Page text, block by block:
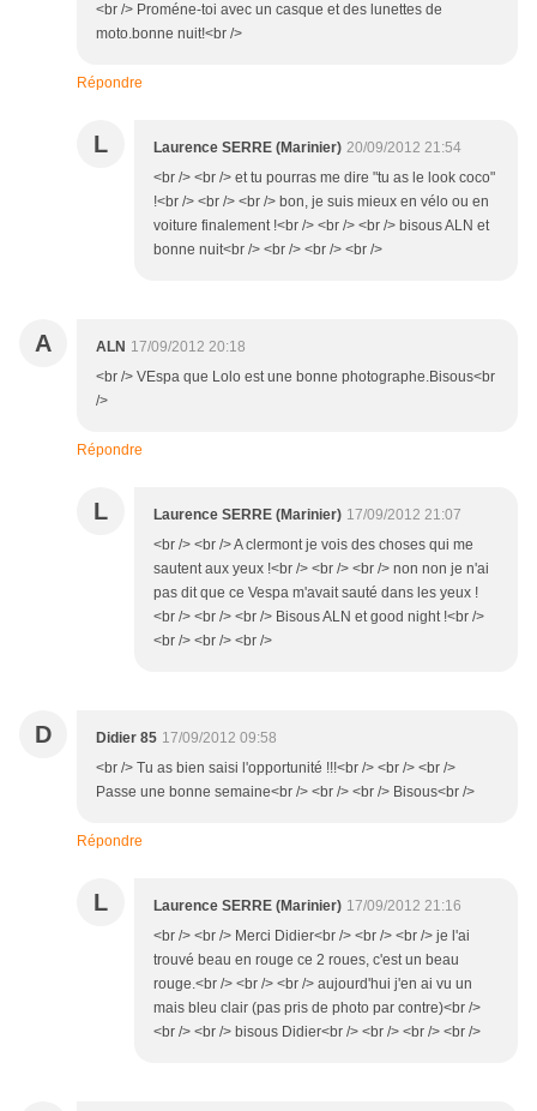
<br /> Proméne-toi avec un casque et des lunettes de
moto.bonne nuit!<br />
Répondre
L Laurence SERRE (Marinier) 20/09/2012 21:54
<br /> <br /> et tu pourras me dire "tu as le look coco"
!<br /> <br /> <br /> bon, je suis mieux en vélo ou en
voiture finalement !<br /> <br /> <br /> bisous ALN et
bonne nuit<br /> <br /> <br /> <br />
A ALN 17/09/2012 20:18
<br /> VEspa que Lolo est une bonne photographe.Bisous<br
/>
Répondre
L Laurence SERRE (Marinier) 17/09/2012 21:07
<br /> <br /> A clermont je vois des choses qui me
sautent aux yeux !<br /> <br /> <br /> non non je n'ai
pas dit que ce Vespa m'avait sauté dans les yeux !
<br /> <br /> <br /> Bisous ALN et good night !<br />
<br /> <br /> <br />
D Didier 85 17/09/2012 09:58
<br /> Tu as bien saisi l'opportunité !!!<br /> <br /> <br />
Passe une bonne semaine<br /> <br /> <br /> Bisous<br />
Répondre
L Laurence SERRE (Marinier) 17/09/2012 21:16
<br /> <br /> Merci Didier<br /> <br /> <br /> je l'ai
trouvé beau en rouge ce 2 roues, c'est un beau
rouge.<br /> <br /> <br /> aujourd'hui j'en ai vu un
mais bleu clair (pas pris de photo par contre)<br />
<br /> <br /> bisous Didier<br /> <br /> <br /> <br />